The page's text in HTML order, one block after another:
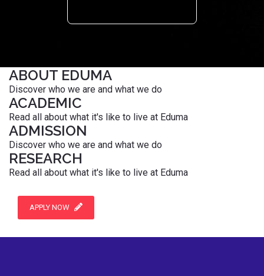
ABOUT EDUMA
Discover who we are and what we do
ACADEMIC
Read all about what it's like to live at Eduma
ADMISSION
Discover who we are and what we do
RESEARCH
Read all about what it's like to live at Eduma
APPLY NOW